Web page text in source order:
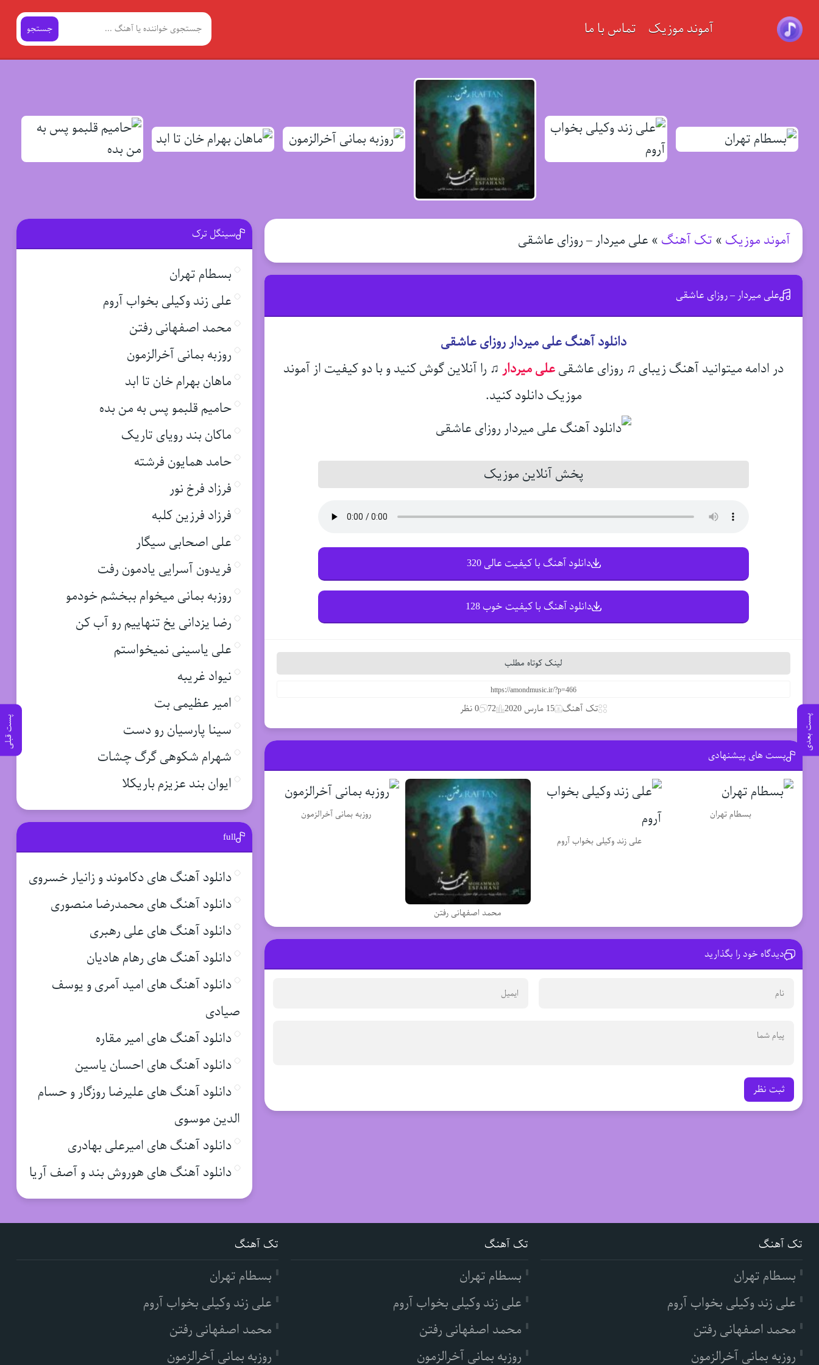
آموند موزیک تماس با ما جستجو
آموند موزیک » تک آهنگ » علی میردار – روزای عاشقی
پست بعدی پست قبلی
علی میردار – روزای عاشقی
دانلود آهنگ علی میردار روزای عاشقی
در ادامه میتوانید آهنگ زیبای ♫ روزای عاشقیعلی میردار♫ را آنلاین گوش کنید و با دو کیفیت از آموند
موزیک دانلود کنید.
پخش آنلاین موزیک
دانلود آهنگ با کیفیت عالی 320
دانلود آهنگ با کیفیت خوب 128
لینک کوتاه مطلب
تک آهنگ 15 مارس 2020 72 0 نظر
پست های پیشنهادی
بسطام تهران
علی زند وکیلی بخواب آروم
محمد اصفهانی رفتن
روزبه بمانی آخرالزمون
دیدگاه خود را بگذارید
ثبت نظر
سینگل ترک
بسطام تهران
علی زند وکیلی بخواب آروم
محمد اصفهانی رفتن
روزبه بمانی آخرالزمون
ماهان بهرام خان تا ابد
حامیم قلبمو پس به من بده
ماکان بند رویای تاریک
حامد همایون فرشته
فرزاد فرخ نور
فرزاد فرزین کلبه
علی اصحابی سیگار
فریدون آسرایی یادمون رفت
روزبه بمانی میخوام ببخشم خودمو
رضا یزدانی یخ تنهاییم رو آب کن
علی یاسینی نمیخواستم
نیواد غریبه
امیر عظیمی بت
سینا پارسیان رو دست
شهرام شکوهی گرگ چشات
ایوان بند عزیزم باریکلا
full
دانلود آهنگ های دکاموند و زانیار خسروی
دانلود آهنگ های محمدرضا منصوری
دانلود آهنگ های علی رهبری
دانلود آهنگ های رهام هادیان
دانلود آهنگ های امید آمری و یوسف
صیادی
دانلود آهنگ های امیر مقاره
دانلود آهنگ های احسان یاسین
دانلود آهنگ های علیرضا روزگار و حسام
الدین موسوی
دانلود آهنگ های امیرعلی بهادری
دانلود آهنگ های هوروش بند و آصف آریا
تک آهنگ
بسطام تهران
علی زند وکیلی بخواب آروم
محمد اصفهانی رفتن
روزبه بمانی آخرالزمون
تک آهنگ
بسطام تهران
علی زند وکیلی بخواب آروم
محمد اصفهانی رفتن
روزبه بمانی آخرالزمون
تک آهنگ
بسطام تهران
علی زند وکیلی بخواب آروم
محمد اصفهانی رفتن
روزبه بمانی آخرالزمون